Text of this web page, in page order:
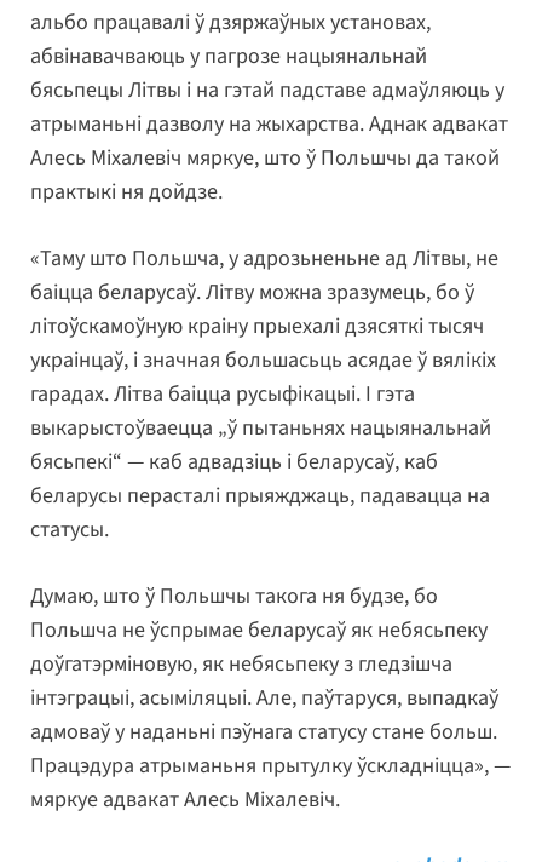
альбо працавалі ў дзяржаўных установах,
абвінавачваюць у пагрозе нацыянальнай
бясьпецы Літвы і на гэтай падставе адмаўляюць у
атрыманьні дазволу на жыхарства. Аднак адвакат
Алесь Міхалевіч мяркуе, што ў Польшчы да такой
практыкі ня дойдзе.
«Таму што Польшча, у адрозьненьне ад Літвы, не
баіцца беларусаў. Літву можна зразумець, бо ў
літоўскамоўную краіну прыехалі дзясяткі тысяч
украінцаў, і значная большасьць асядае ў вялікіх
гарадах. Літва баіцца русыфікацыі. І гэта
выкарыстоўваецца „ў пытаньнях нацыянальнай
бясьпекі“ — каб адвадзіць і беларусаў, каб
беларусы перасталі прыяжджаць, падавацца на
статусы.
Думаю, што ў Польшчы такога ня будзе, бо
Польшча не ўспрымае беларусаў як небясьпеку
доўгатэрміновую, як небясьпеку з гледзішча
інтэграцыі, асыміляцыі. Але, паўтаруся, выпадкаў
адмоваў у наданьні пэўнага статусу стане больш.
Працэдура атрыманьня прытулку ўскладніцца», —
мяркуе адвакат Алесь Міхалевіч.